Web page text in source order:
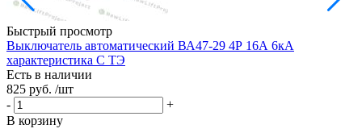
Быстрый просмотр
Выключатель автоматический ВА47-29 4Р 16А 6кА
характеристика C ТЭ
Есть в наличии
825 руб. /шт
-
+
В корзину